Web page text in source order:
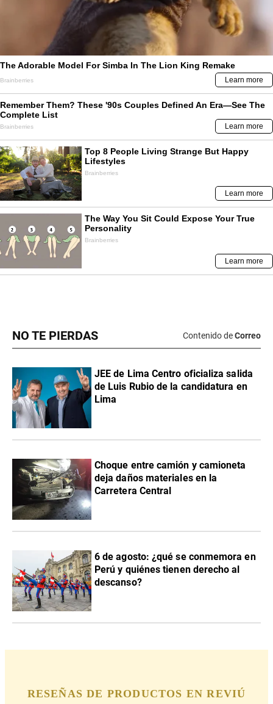
NO TE PIERDAS Contenido deCorreo
JEE de Lima Centro oficializa salida
de Luis Rubio de la candidatura en
Lima
Choque entre camión y camioneta
deja daños materiales en la
Carretera Central
6 de agosto: ¿qué se conmemora en
Perú y quiénes tienen derecho al
descanso?